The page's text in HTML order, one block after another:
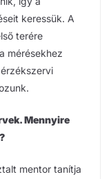
keressük. A
terére
mérésekhez
Mennyire
mentor tanítja